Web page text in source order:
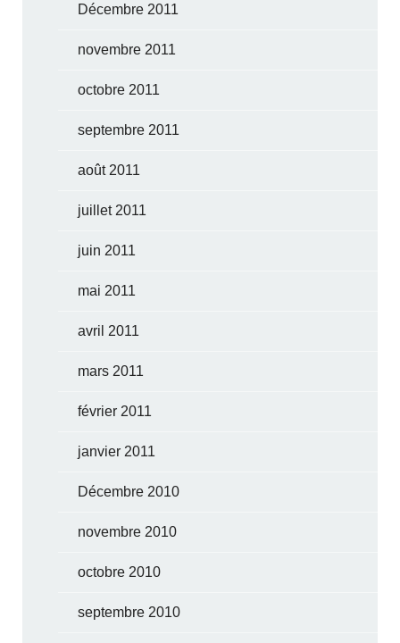
Décembre 2011
novembre 2011
octobre 2011
septembre 2011
août 2011
juillet 2011
juin 2011
mai 2011
avril 2011
mars 2011
février 2011
janvier 2011
Décembre 2010
novembre 2010
octobre 2010
septembre 2010